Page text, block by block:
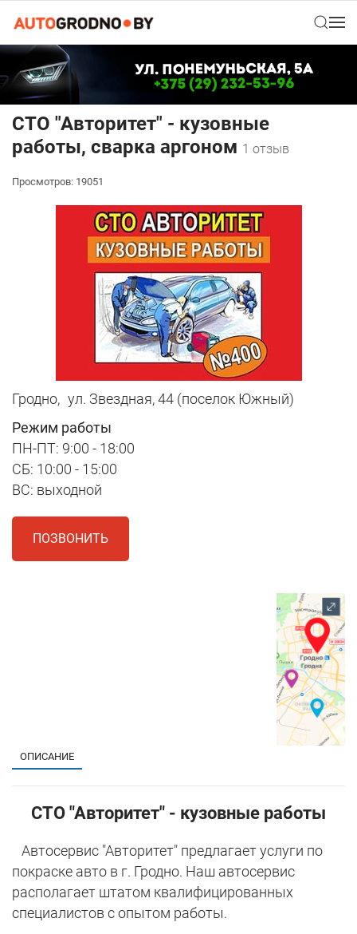
СТО "Авторитет" - кузовные
работы, сварка аргоном 1 отзыв
Просмотров: 19051
Гродно, ул. Звездная, 44 (поселок Южный)
Режим работы
ПН-ПТ: 9:00 - 18:00
СБ: 10:00 - 15:00
ВС: выходной
ПОЗВОНИТЬ
ОПИСАНИЕ
СТО "Авторитет" - кузовные работы
Автосервис "Авторитет" предлагает услуги по
покраске авто в г. Гродно. Наш автосервис
располагает штатом квалифицированных
специалистов с опытом работы.